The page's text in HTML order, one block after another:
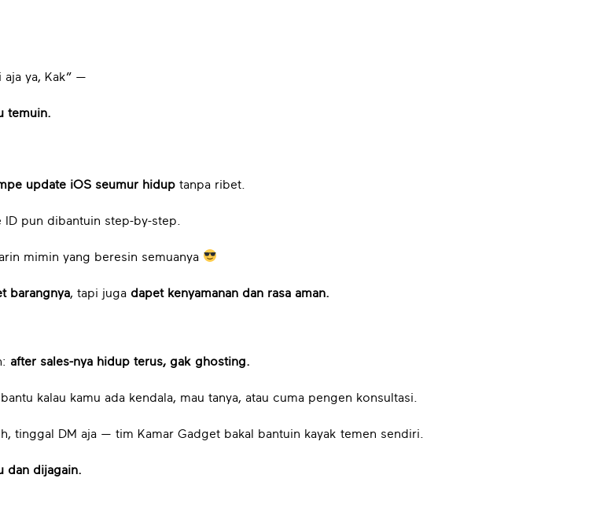
ya, Kak” —
temuin.
update iOS seumur hidup tanpa ribet.
pun dibantuin step-by-step.
mimin yang beresin semuanya
barangnya, tapi juga dapet kenyamanan dan rasa aman.
after sales-nya hidup terus, gak ghosting.
kalau kamu ada kendala, mau tanya, atau cuma pengen konsultasi.
tinggal DM aja — tim Kamar Gadget bakal bantuin kayak temen sendiri.
dan dijagain.